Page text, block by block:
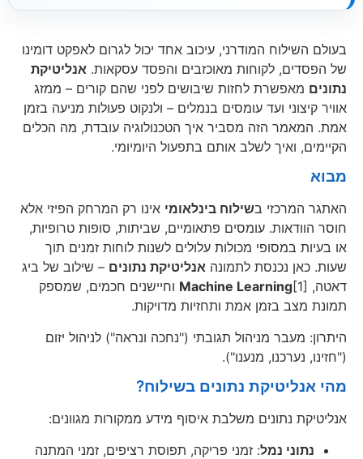
בעולם השילוח המודרני, עיכוב אחד יכול לגרום לאפקט דומינו
של הפסדים, לקוחות מאוכזבים והפסד עסקאות. אנליטיקת
נתונים מאפשרת לחזות שיבושים לפני שהם קורים – ממזג
אוויר קיצוני ועד עומסים בנמלים – ולנקוט פעולות מניעה בזמן
אמת. המאמר הזה מסביר איך הטכנולוגיה עובדת, מה הכלים
הקיימים, ואיך לשלב אותם בתפעול היומיומי.
מבוא
האתגר המרכזי בשילוח בינלאומי אינו רק המרחק הפיזי אלא
חוסר הוודאות. עומסים פתאומיים, שביתות, סופות טרופיות,
או בעיות במסופי מכולות עלולים לשנות לוחות זמנים תוך
שעות. כאן נכנסת לתמונה אנליטיקת נתונים – שילוב של ביג
דאטה,
Machine Learning [1] וחיישנים חכמים, שמספק
תמונת מצב בזמן אמת ותחזיות מדויקות.
היתרון: מעבר מניהול תגובתי ("נחכה ונראה") לניהול יזום
("חזינו, נערכנו, מנענו").
מהי אנליטיקת נתונים בשילוח?
אנליטיקת נתונים משלבת איסוף מידע ממקורות מגוונים:
נתוני נמל: זמני פריקה, תפוסת רציפים, זמני המתנה